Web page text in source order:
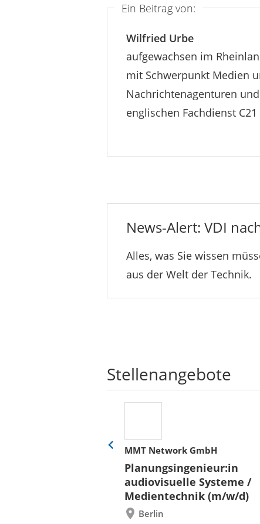
Ein Beitrag von:
Wilfried Urbe
aufgewachsen im
mit Schwerpunkt Medien
Nachrichtenagenturen
englischen Fachdienst
News-Alert: VDI
Alles, was Sie wissen
aus der Welt der Technik.
Stellenangebote
MMT Network GmbH
Planungsingenieur:in
audiovisuelle Systeme /
Medientechnik (m/w/d)
Berlin
Eine
zurück